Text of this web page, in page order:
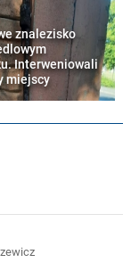
znalezisko
Interweniowali
miejscy